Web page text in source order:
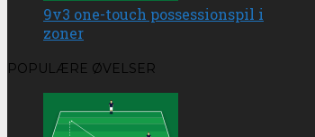
9v3 one-touch possessionspil i
zoner
POPULÆRE ØVELSER